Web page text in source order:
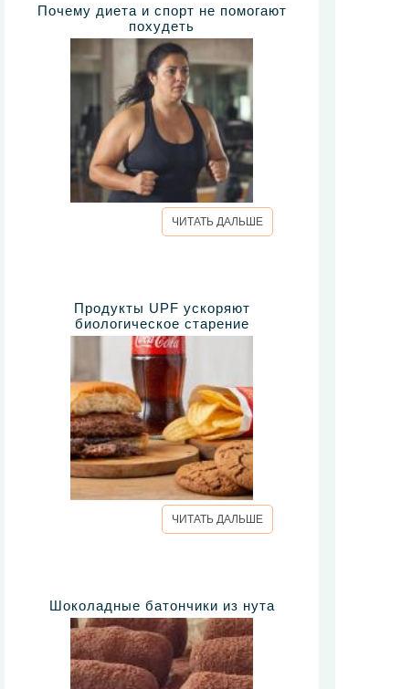
Почему диета и спорт не помогают
похудеть
ЧИТАТЬ ДАЛЬШЕ
Продукты UPF ускоряют
биологическое старение
ЧИТАТЬ ДАЛЬШЕ
Шоколадные батончики из нута